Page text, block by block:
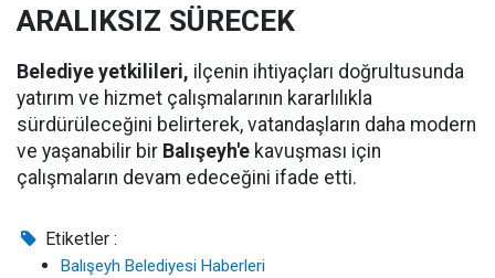
ARALIKSIZ SÜRECEK
Belediye yetkilileri, ilçenin ihtiyaçları doğrultusunda
yatırım ve hizmet çalışmalarının kararlılıkla
sürdürüleceğini belirterek, vatandaşların daha modern
ve yaşanabilir bir Balışeyh'e kavuşması için
çalışmaların devam edeceğini ifade etti.
Etiketler :
Balışeyh Belediyesi Haberleri